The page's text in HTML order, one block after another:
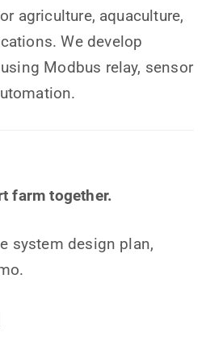
agriculture, aquaculture,
We develop
Modbus relay, sensor
farm together.
system design plan,